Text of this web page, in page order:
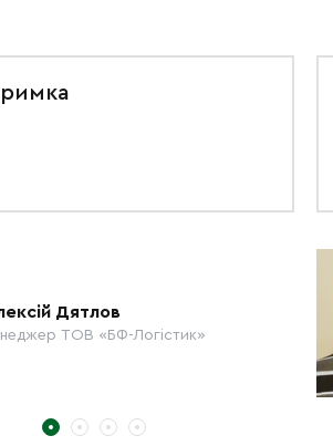
Дятлов
ТОВ «БФ-Логістик»